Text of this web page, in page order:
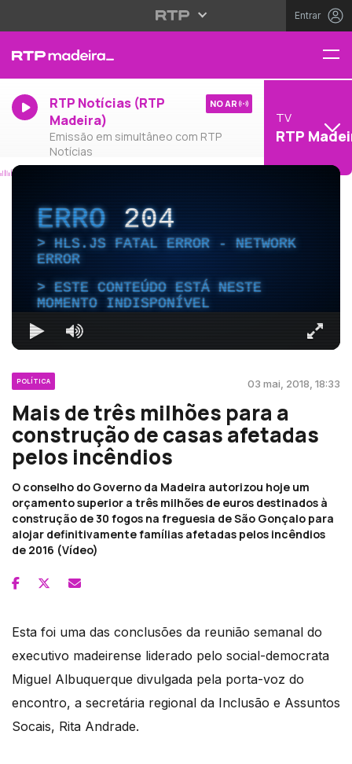
Entrar
RTP Notícias (RTP
Madeira)
Emissão em simultâneo com RTP
Notícias
NO AR
TV
RTP
ERRO204
HLS.JS FATAL ERROR - NETWORK
ERROR
ESTE CONTEÚDO ESTÁ NESTE
MOMENTO INDISPONÍVEL
POLÍTICA 03 mai, 2018, 18:33
Mais de três milhões para a
construção de casas afetadas
pelos incêndios
O conselho do Governo da Madeira autorizou hoje um
orçamento superior a três milhões de euros destinados à
construção de 30 fogos na freguesia de São Gonçalo para
alojar definitivamente famílias afetadas pelos incêndios
de 2016 (Vídeo)
Esta foi uma das conclusões da reunião semanal do
executivo madeirense liderado pelo social-democrata
Miguel Albuquerque divulgada pela porta-voz do
encontro, a secretária regional da Inclusão e Assuntos
Socais, Rita Andrade.